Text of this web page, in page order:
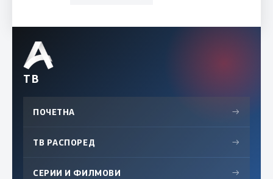
ТВ
ПОЧЕТНА →
ТВ РАСПОРЕД →
СЕРИИ И ФИЛМОВИ →